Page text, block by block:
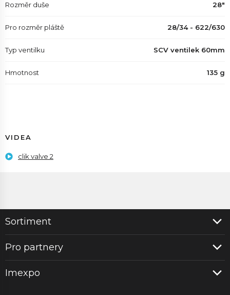
Rozměr duše 28"
Pro rozměr pláště 28/34 - 622/630
Typ ventilku SCV ventilek 60mm
Hmotnost 135 g
VIDEA
clik valve 2
Sortiment
Pro partnery
Imexpo